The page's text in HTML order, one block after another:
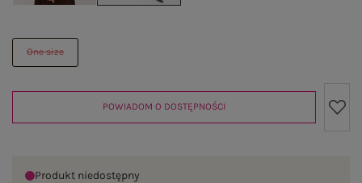
One size
POWIADOM O DOSTĘPNOŚCI
Produkt niedostępny